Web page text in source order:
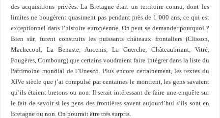
des acquisitions privées. La Bretagne était un territoire connu, dont les
limites ne bougèrent quasiment pas pendant près de 1 000 ans, ce qui est
exceptionnel dans l’histoire européenne. On peut se demander pourquoi ?
Bien sûr, furent construits les puissants châteaux frontaliers (Clisson,
Machecoul, La Benaste, Ancenis, La Guerche, Châteaubriant, Vitré,
Fougères, Combourg) que certains voudraient faire intégrer dans la liste du
Patrimoine mondial de l’Unesco. Plus encore certainement, les textes du
XIVe siècle que j’ai compulsé par centaines le montrent, les gens savaient
qu’ils étaient bretons ou non. Il serait intéressant de faire une enquête sur
le fait de savoir si les gens des frontières savent aujourd’hui s’ils sont en
Bretagne ou non. On pourrait être très surpris.